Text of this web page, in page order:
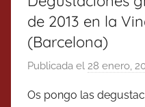
de 2013 en la
(Barcelona)
Publicada el 28 enero,
Os pongo las